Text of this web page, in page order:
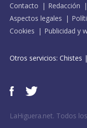
Contacto Redacción
Aspectos legales
Cookies
Publicidad y
Otros servicios: Chistes |
LaHiguera.net. Todos